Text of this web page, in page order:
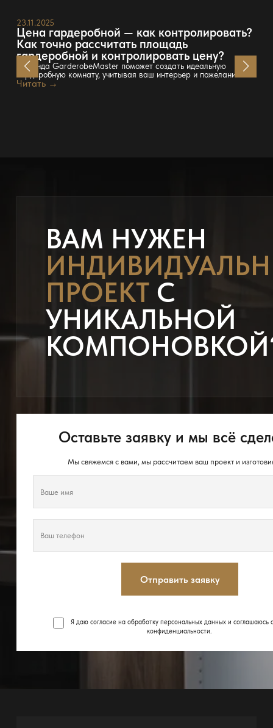
23.11.2025
Цена гардеробной — как контролировать?
Как точно рассчитать площадь
гардеробной и контролировать цену?
Команда GarderobeMaster поможет создать идеальную
гардеробную комнату, учитывая ваш интерьер и пожелания.
Читать →
ВАМ НУЖЕН
ПРОЕКТС
УНИКАЛЬНОЙ
Оставьте заявку и мы всё
Мы свяжемся с вами, мы рассчитаем ваш проект и
Отправить заявку
Я даю согласие на обработку персональных данных и соглашаюсь
конфиденциальности.